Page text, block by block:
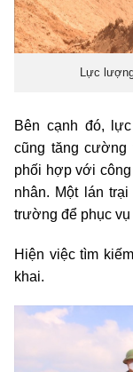
Lực
Bên cạnh đó,
cũng tăng cường
phối hợp với
nhân. Một lán
trường để phục
Hiện việc tìm
khai.